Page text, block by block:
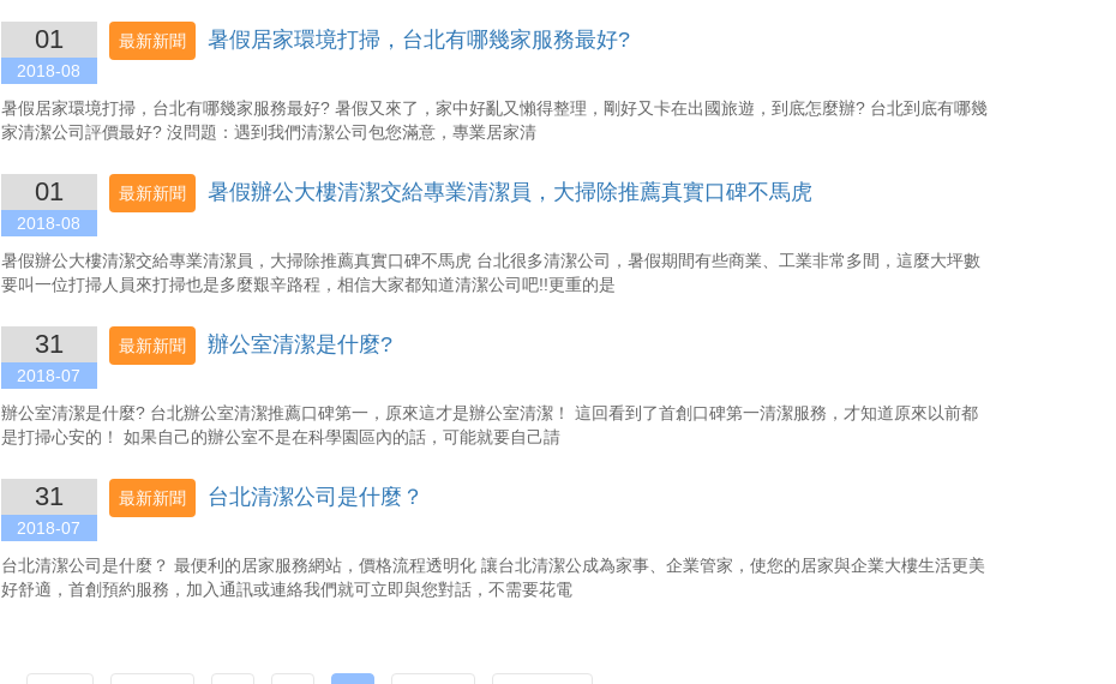
01
2018-08
最新新聞 暑假居家環境打掃，台北有哪幾家服務最好?
暑假居家環境打掃，台北有哪幾家服務最好? 暑假又來了，家中好亂又懶得整理，剛好又卡在出國旅遊，到底怎麼辦? 台北到底有哪幾
家清潔公司評價最好? 沒問題：遇到我們清潔公司包您滿意，專業居家清
01
2018-08
最新新聞 暑假辦公大樓清潔交給專業清潔員，大掃除推薦真實口碑不馬虎
暑假辦公大樓清潔交給專業清潔員，大掃除推薦真實口碑不馬虎 台北很多清潔公司，暑假期間有些商業、工業非常多間，這麼大坪數
要叫一位打掃人員來打掃也是多麼艱辛路程，相信大家都知道清潔公司吧!!更重的是
31
2018-07
最新新聞 辦公室清潔是什麼?
辦公室清潔是什麼? 台北辦公室清潔推薦口碑第一，原來這才是辦公室清潔！ 這回看到了首創口碑第一清潔服務，才知道原來以前都
是打掃心安的！ 如果自己的辦公室不是在科學園區內的話，可能就要自己請
31
2018-07
最新新聞 台北清潔公司是什麼？
台北清潔公司是什麼？ 最便利的居家服務網站，價格流程透明化 讓台北清潔公成為家事、企業管家，使您的居家與企業大樓生活更美
好舒適，首創預約服務，加入通訊或連絡我們就可立即與您對話，不需要花電